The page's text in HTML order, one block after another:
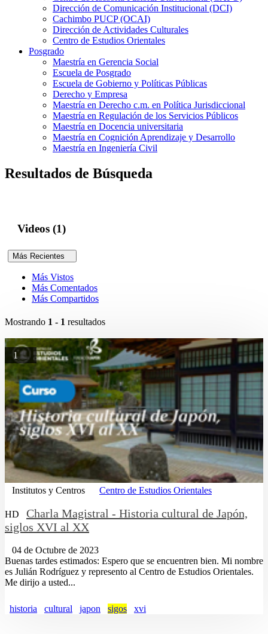
Dirección de Comunicación Institucional (DCI)
Cachimbo PUCP (OCAI)
Dirección de Actividades Culturales
Centro de Estudios Orientales
Posgrado
Maestría en Gerencia Social
Escuela de Posgrado
Escuela de Gobierno y Políticas Públicas
Derecho y Empresa
Maestría en Derecho c.m. en Política Jurisdiccional
Maestría en Regulación de los Servicios Públicos
Maestría en Docencia universitaria
Maestría en Cognición Aprendizaje y Desarrollo
Maestría en Ingeniería Civil
Resultados de Búsqueda
Videos (1)
Más Recientes
Más Vistos
Más Comentados
Más Compartidos
Mostrando 1 - 1 resultados
1
Institutos y Centros Centro de Estudios Orientales
HD
Charla Magistral - Historia cultural de Japón,
siglos XVI al XX
04 de Octubre de 2023
Buenas tardes estimados: Espero que se encuentren bien. Mi nombre
es Julián Rodríguez y represento al Centro de Estudios Orientales.
Me dirijo a usted...
historia cultural japon sigos xvi